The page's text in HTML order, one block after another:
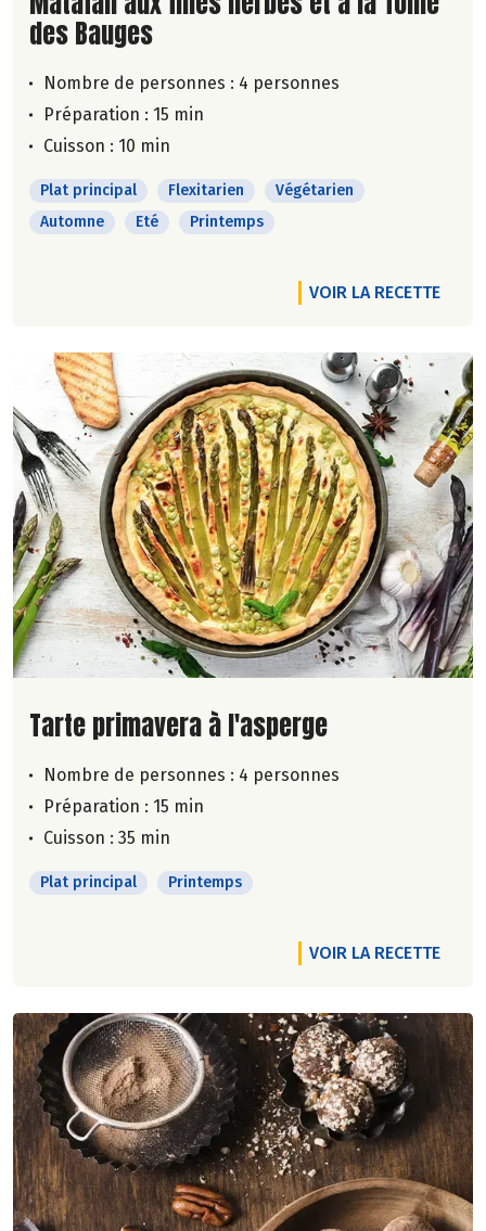
des Bauges
Nombre de personnes : 4 personnes
Préparation : 15 min
Cuisson : 10 min
Plat principal Flexitarien
Végétarien
Automne
Eté Printemps
VOIR LA RECETTE
Lire la suite de la recette
Tarte primavera à l'asperge
Nombre de personnes : 4 personnes
Préparation : 15 min
Cuisson : 35 min
Plat principal Printemps
VOIR LA RECETTE